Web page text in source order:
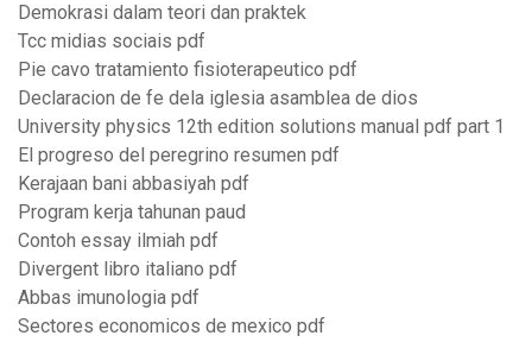
Demokrasi dalam teori dan praktek
Tcc midias sociais pdf
Pie cavo tratamiento fisioterapeutico pdf
Declaracion de fe dela iglesia asamblea de dios
University physics 12th edition solutions manual pdf part 1
El progreso del peregrino resumen pdf
Kerajaan bani abbasiyah pdf
Program kerja tahunan paud
Contoh essay ilmiah pdf
Divergent libro italiano pdf
Abbas imunologia pdf
Sectores economicos de mexico pdf